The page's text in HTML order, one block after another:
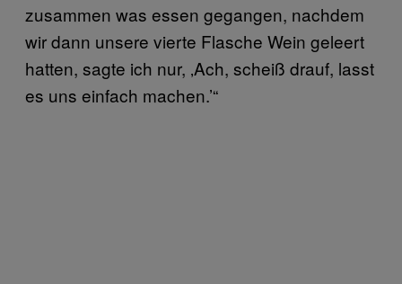
zusammen was essen gegangen, nachdem
wir dann unsere vierte Flasche Wein geleert
hatten, sagte ich nur, ‚Ach, scheiß drauf, lasst
es uns einfach machen.’“